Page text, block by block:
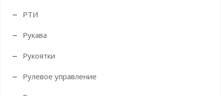
РТИ
Рукава
Рукоятки
Рулевое управление